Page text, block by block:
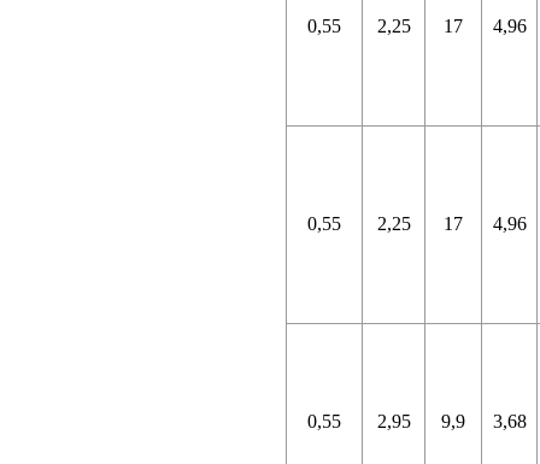
0,55 2,25 17 4,96
0,55 2,25 17 4,96
0,55 2,95 9,9 3,68